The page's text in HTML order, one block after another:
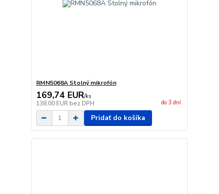
RMN5068A Stolný mikrofón
169,74 EUR/ks
138,00 EUR bez DPH do 3 dní
Pridať do košíka